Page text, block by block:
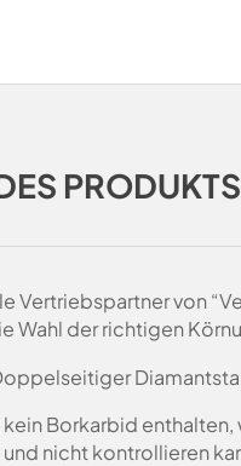
PRODUKTS
Vertriebspartner von
Wahl der richtigen
Borkarbid
nicht kontrollieren